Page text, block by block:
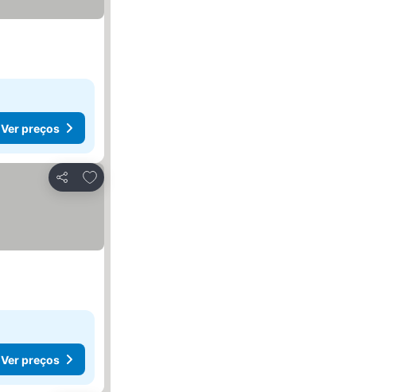
Ver preços
Partilhar
Adicionar aos favoritos
Ver preços